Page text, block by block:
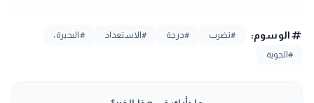
tagالوسوم: #تضرب #درجة #الاستعداد
#البحيرة،
#الجوية